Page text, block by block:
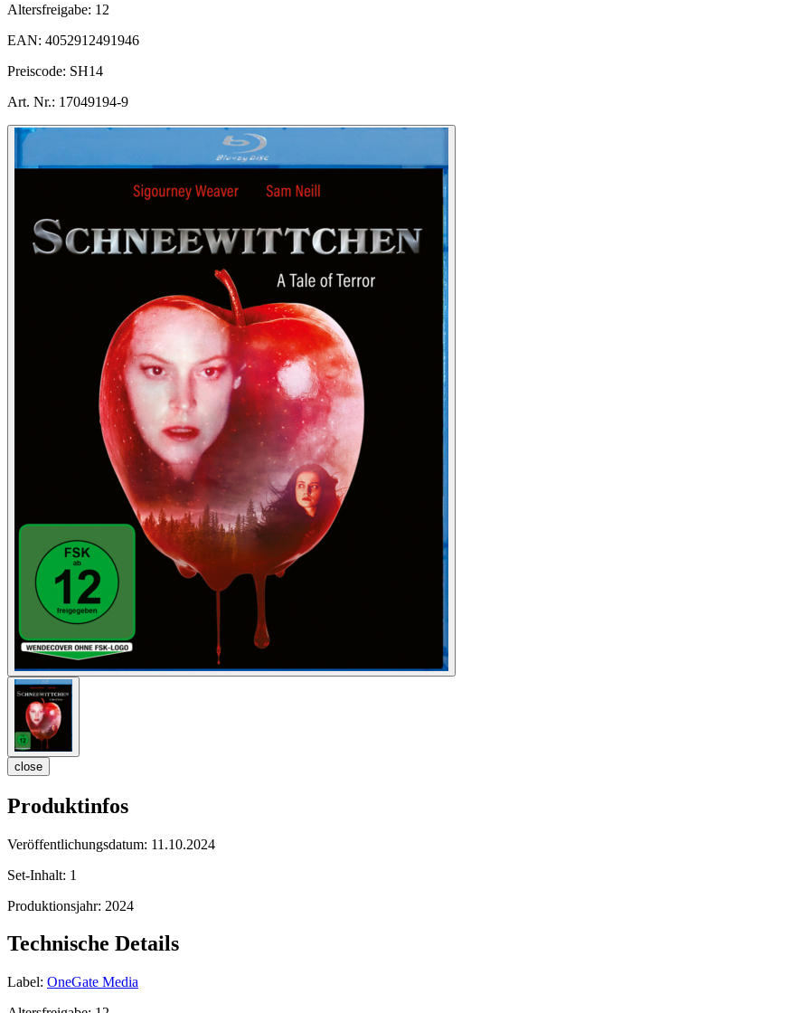
Altersfreigabe: 12
EAN: 4052912491946
Preiscode: SH14
Art. Nr.: 17049194-9
close
Produktinfos
Veröffentlichungsdatum: 11.10.2024
Set-Inhalt: 1
Produktionsjahr: 2024
Technische Details
Label: OneGate Media